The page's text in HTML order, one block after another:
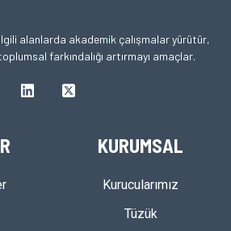
alanlarda akademik çalışmalar yürütür,
farkındalığı artırmayı amaçlar.
KURUMSAL
Kurucularımız
Tüzük